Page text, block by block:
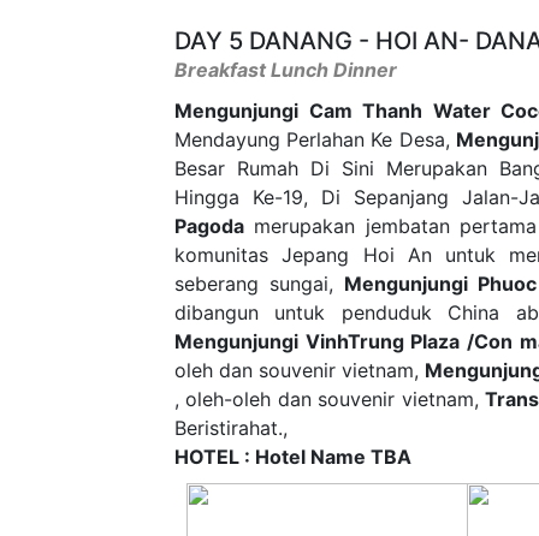
DAY 5 DANANG - HOI AN-
Breakfast Lunch Dinner
Mengunjungi Cam Thanh Water
Mendayung Perlahan Ke Desa,
Besar Rumah Di Sini Merupakan
Hingga Ke-19, Di Sepanjang Jalan-
Pagoda merupakan jembatan
komunitas Jepang Hoi An untuk
seberang sungai, Mengunjungi
dibangun untuk penduduk China
Mengunjungi VinhTrung Plaza /Con
oleh dan souvenir vietnam,
, oleh-oleh dan souvenir vietnam,
Beristirahat.,
HOTEL : Hotel Name TBA